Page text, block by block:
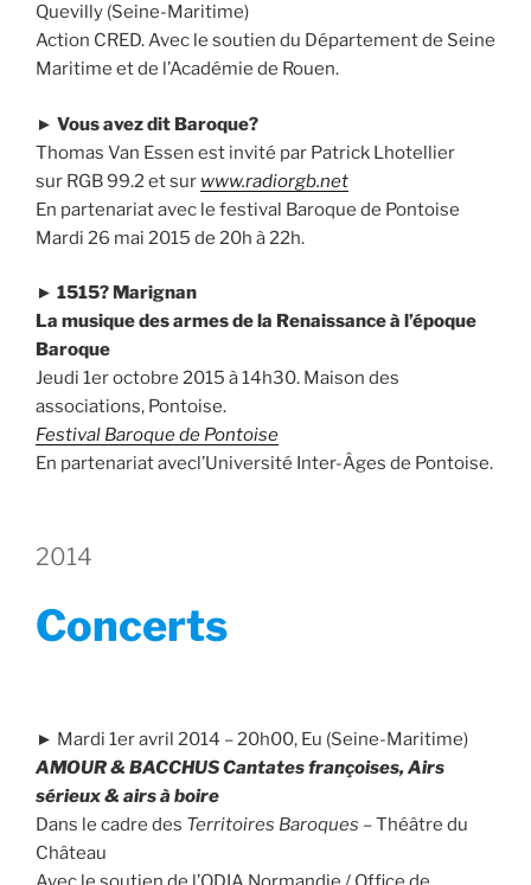
Quevilly (Seine-Maritime)
Action CRED. Avec le soutien du Département de Seine
Maritime et de l’Académie de Rouen.
► Vous avez dit Baroque?
Thomas Van Essen est invité par Patrick Lhotellier
sur RGB 99.2 et sur www.radiorgb.net
En partenariat avec le festival Baroque de Pontoise
Mardi 26 mai 2015 de 20h à 22h.
► 1515? Marignan
La musique des armes de la Renaissance à l’époque
Baroque
Jeudi 1er octobre 2015 à 14h30. Maison des
associations, Pontoise.
Festival Baroque de Pontoise
En partenariat avecl’Université Inter-Âges de Pontoise.
2014
Concerts
► Mardi 1er avril 2014 – 20h00, Eu (Seine-Maritime)
AMOUR & BACCHUS Cantates françoises, Airs
sérieux & airs à boire
Dans le cadre des Territoires Baroques – Théâtre du
Château